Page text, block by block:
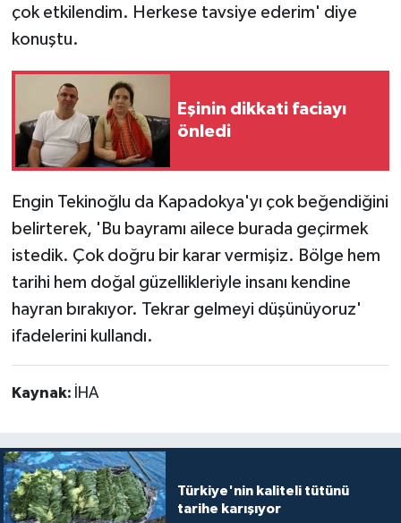
çok etkilendim. Herkese tavsiye ederim' diye
konuştu.
Eşinin dikkati faciayı
önledi
Engin Tekinoğlu da Kapadokya'yı çok beğendiğini
belirterek, 'Bu bayramı ailece burada geçirmek
istedik. Çok doğru bir karar vermişiz. Bölge hem
tarihi hem doğal güzellikleriyle insanı kendine
hayran bırakıyor. Tekrar gelmeyi düşünüyoruz'
ifadelerini kullandı.
Kaynak: İHA
Türkiye'nin kaliteli tütünü
tarihe karışıyor